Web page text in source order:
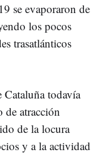
se evaporaron de
los pocos
trasatlánticos
Cataluña todavía
atracción
de la locura
y a la actividad